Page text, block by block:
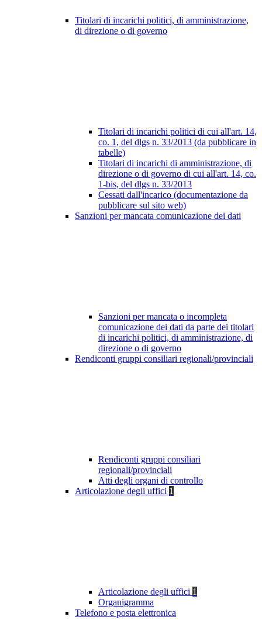
Titolari di incarichi politici, di amministrazione,
di direzione o di governo
Titolari di incarichi politici di cui all'art. 14,
co. 1, del dlgs n. 33/2013 (da pubblicare in
tabelle)
Titolari di incarichi di amministrazione, di
direzione o di governo di cui all'art. 14, co.
1-bis, del dlgs n. 33/2013
Cessati dall'incarico (documentazione da
pubblicare sul sito web)
Sanzioni per mancata comunicazione dei dati
Sanzioni per mancata o incompleta
comunicazione dei dati da parte dei titolari
di incarichi politici, di amministrazione, di
direzione o di governo
Rendiconti gruppi consiliari regionali/provinciali
Rendiconti gruppi consiliari
regionali/provinciali
Atti degli organi di controllo
Articolazione degli uffici 1
Articolazione degli uffici 1
Organigramma
Telefono e posta elettronica